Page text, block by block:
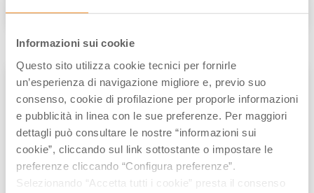
Informazioni sui cookie
Questo sito utilizza cookie tecnici per fornirle
un’esperienza di navigazione migliore e, previo suo
consenso, cookie di profilazione per proporle informazioni
e pubblicità in linea con le sue preferenze. Per maggiori
dettagli può consultare le nostre “informazioni sui
cookie”, cliccando sul link sottostante o impostare le
preferenze cliccando “Configura preferenze”.
Selezionando “Accetta tutti i cookie” presta il consenso
diElisa Mazzini/// Giugno 10, 2025
RIVIERA